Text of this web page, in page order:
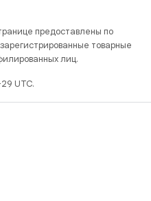
предоставлены по
товарные
лиц.
UTC.